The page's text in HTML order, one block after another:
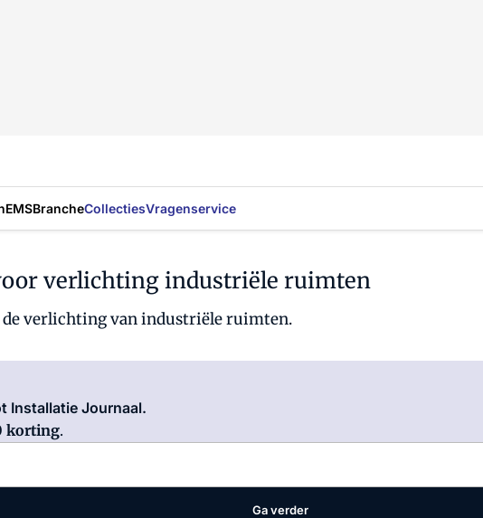
EMSBrancheCollectiesVragenservice
verlichting industriële ruimten
verlichting van industriële ruimten.
Installatie Journaal.
korting.
Ga verder